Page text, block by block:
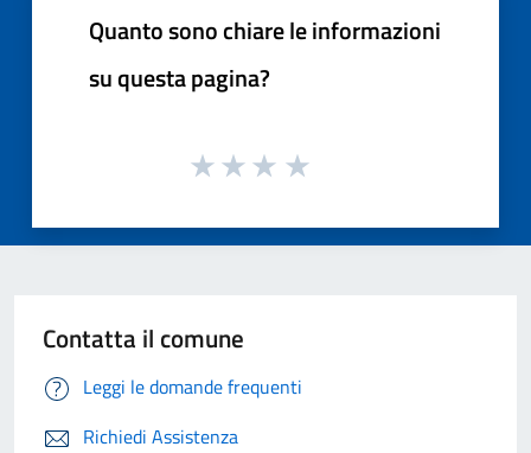
Quanto sono chiare le informazioni
su questa pagina?
Contatta il comune
Leggi le domande frequenti
Richiedi Assistenza